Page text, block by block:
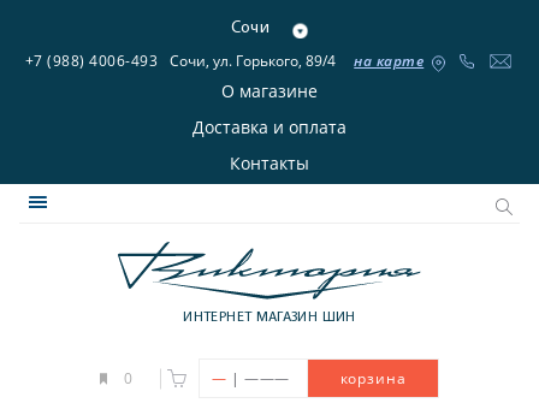
Сочи
+7 (988) 4006-493 Сочи, ул. Горького, 89/4 на карте
О магазине
Доставка и оплата
Контакты
ИНТЕРНЕТ МАГАЗИН ШИН
0 — | ——— корзина